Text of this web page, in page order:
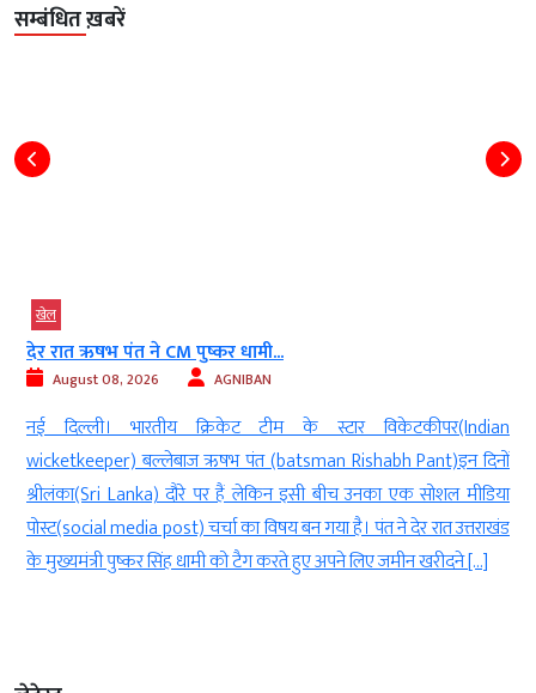
सम्बंधित ख़बरें
खेल
देर रात ऋषभ पंत ने CM पुष्कर धामी...
August 08, 2026 AGNIBAN
नई दिल्ली। भारतीय क्रिकेट टीम के स्टार विकेटकीपर(Indian
wicketkeeper) बल्लेबाज ऋषभ पंत (batsman Rishabh Pant)इन दिनों
श्रीलंका(Sri Lanka) दौरे पर हैं लेकिन इसी बीच उनका एक सोशल मीडिया
पोस्ट(social media post) चर्चा का विषय बन गया है। पंत ने देर रात उत्तराखंड
के मुख्यमंत्री पुष्कर सिंह धामी को टैग करते हुए अपने लिए जमीन खरीदने […]